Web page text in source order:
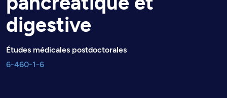
digestive
Études médicales postdoctorales
6-460-1-6